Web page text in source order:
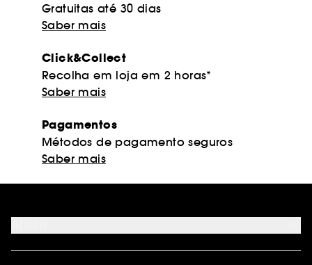
Gratuitas até 30 dias
Saber mais
Click&Collect
Recolha em loja em 2 horas*
Saber mais
Pagamentos
Métodos de pagamento seguros
Saber mais
FAQ